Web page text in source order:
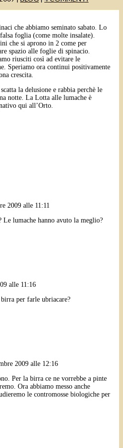
che abbiamo seminato sabato. Lo
foglia (come molte insalate).
che si aprono in 2 come per
spazio alle foglie di spinacio.
riusciti così ad evitare le
Speriamo ora continui positivamente
crescita.
la delusione e rabbia perchè le
notte. La Lotta alle lumache è
qui all’Orto.
2009 alle 11:11
Le lumache hanno avuto la meglio?
alle 11:16
birra per farle ubriacare?
2009 alle 12:16
Per la birra ce ne vorrebbe a pinte
Ora abbiamo messo anche
le contromosse biologiche per